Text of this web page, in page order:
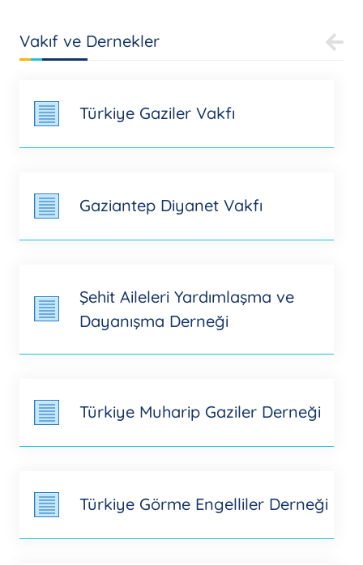
Vakıf ve Dernekler
Türkiye Gaziler Vakfı
Gaziantep Diyanet Vakfı
Şehit Aileleri Yardımlaşma ve
Dayanışma Derneği
Türkiye Muharip Gaziler Derneği
Türkiye Görme Engelliler Derneği